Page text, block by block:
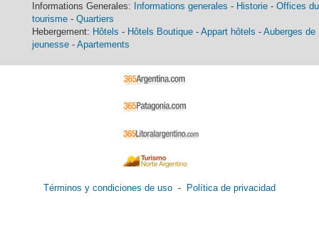
Informations Generales: Informations generales - Historie - Offices du
tourisme - Quartiers
Hebergement: Hôtels - Hôtels Boutique - Appart hôtels - Auberges de
jeunesse - Apartements
Términos y condiciones de uso - Política de privacidad